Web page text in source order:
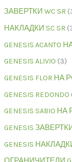
ЗАВЕРТКИ WC SR
НАКЛАДКИ SC SR
GENESIS ACANTO
GENESIS ALIVIO 3
GENESIS FLOR НА
GENESIS REDONDO
GENESIS SABIO
GENESIS
GENESIS